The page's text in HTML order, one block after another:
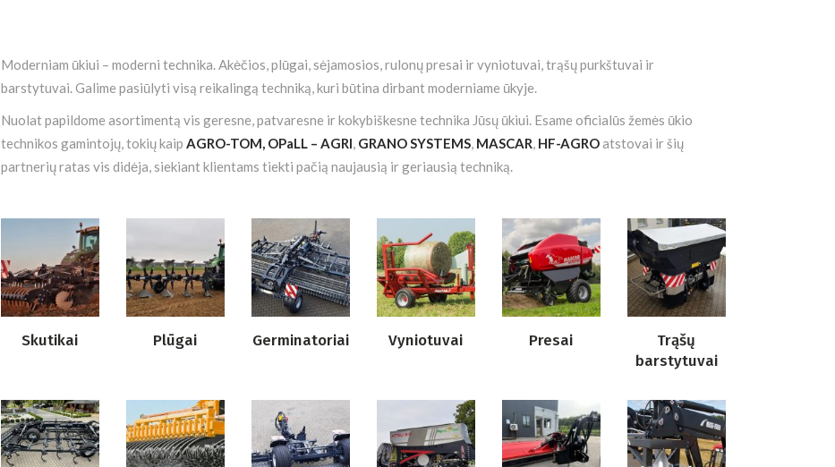
Moderniam ūkiui – moderni technika. Akėčios, plūgai, sėjamosios, rulonų presai ir vyniotuvai, trąšų purkštuvai ir
barstytuvai. Galime pasiūlyti visą reikalingą techniką, kuri būtina dirbant moderniame ūkyje.
Nuolat papildome asortimentą vis geresne, patvaresne ir kokybiškesne technika Jūsų ūkiui. Esame oficialūs žemės ūkio
technikos gamintojų, tokių kaip AGRO-TOM, OPaLL – AGRI, GRANO SYSTEMS, MASCAR, HF-AGROatstovai ir šių
partnerių ratas vis didėja, siekiant klientams tiekti pačią naujausią ir geriausią techniką.
Skutikai Plūgai Germinatoriai Vyniotuvai Presai
Trąšų
barstytuvai